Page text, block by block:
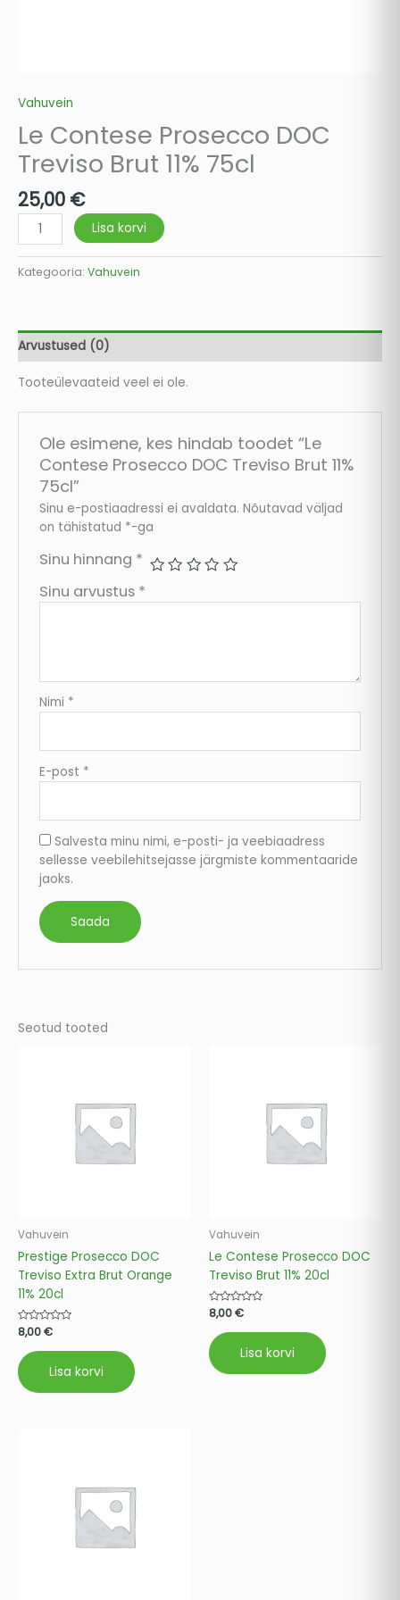
Vahuvein
Le Contese Prosecco DOC
Treviso Brut 11% 75cl
25,00 €
Lisa korvi
Kategooria: Vahuvein
Arvustused (0)
Tooteülevaateid veel ei ole.
Ole esimene, kes hindab toodet “Le
Contese Prosecco DOC Treviso Brut 11%
75cl”
Sinu e-postiaadressi ei avaldata. Nõutavad väljad
on tähistatud *-ga
Sinu hinnang *
Sinu arvustus *
Nimi *
E-post *
Salvesta minu nimi, e-posti- ja veebiaadress
sellesse veebilehitsejasse järgmiste kommentaaride
jaoks.
Seotud tooted
Vahuvein
Prestige Prosecco DOC
Treviso Extra Brut Orange
11% 20cl
Hinnanguga
5
8,00€
Lisa korvi
Vahuvein
Le Contese Prosecco DOC
Treviso Brut 11% 20cl
Hinnanguga
5
8,00€
Lisa korvi